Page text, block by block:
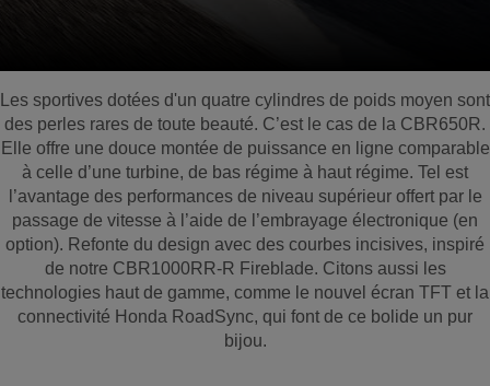
Les sportives dotées d'un quatre cylindres de poids moyen sont
des perles rares de toute beauté. C’est le cas de la CBR650R.
Elle offre une douce montée de puissance en ligne comparable
à celle d’une turbine, de bas régime à haut régime. Tel est
l’avantage des performances de niveau supérieur offert par le
passage de vitesse à l’aide de l’embrayage électronique (en
option). Refonte du design avec des courbes incisives, inspiré
de notre CBR1000RR-R Fireblade. Citons aussi les
technologies haut de gamme, comme le nouvel écran TFT et la
connectivité Honda RoadSync, qui font de ce bolide un pur
bijou.